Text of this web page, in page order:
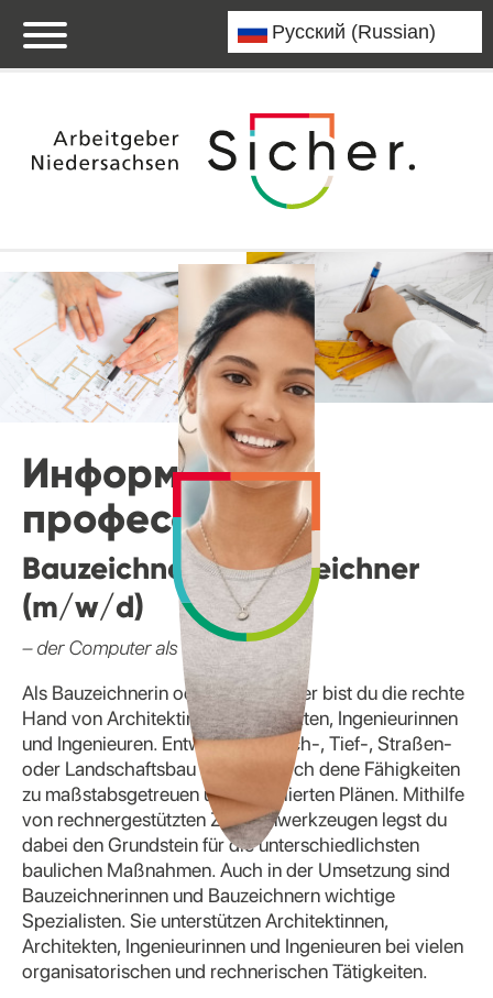
Информация о
профессии
Bauzeichnerin/ Bauzeichner
(m/w/d)
– der Computer als Werkzeug
Als Bauzeichnerin oder Bauzeichner bist du die rechte
Hand von Architektinnen, Architekten, Ingenieurinnen
und Ingenieuren. Entwürfe für Hoch-, Tief-, Straßen-
oder Landschaftsbau werden durch dene Fähigkeiten
zu maßstabsgetreuen und detaillierten Plänen. Mithilfe
von rechnergestützten Zeichenwerkzeugen legst du
dabei den Grundstein für die unterschiedlichsten
baulichen Maßnahmen. Auch in der Umsetzung sind
Bauzeichnerinnen und Bauzeichnern wichtige
Spezialisten. Sie unterstützen Architektinnen,
Architekten, Ingenieurinnen und Ingenieuren bei vielen
organisatorischen und rechnerischen Tätigkeiten.